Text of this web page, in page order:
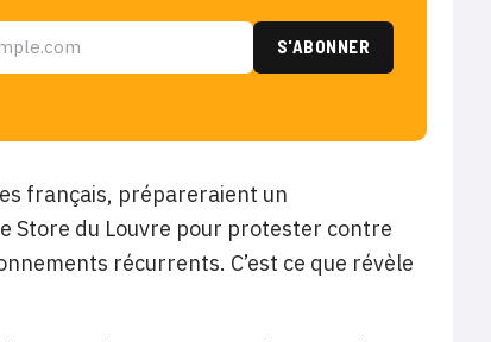
français, prépareraient un
Store du Louvre pour protester contre
récurrents. C’est ce que révèle